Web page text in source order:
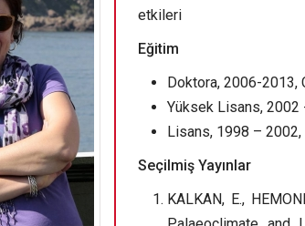
etkileri
Eğitim
Doktora, 2006-2013,
Yüksek Lisans,
Lisans, 1998 –
Seçilmiş Yayınlar
KALKAN, E.,